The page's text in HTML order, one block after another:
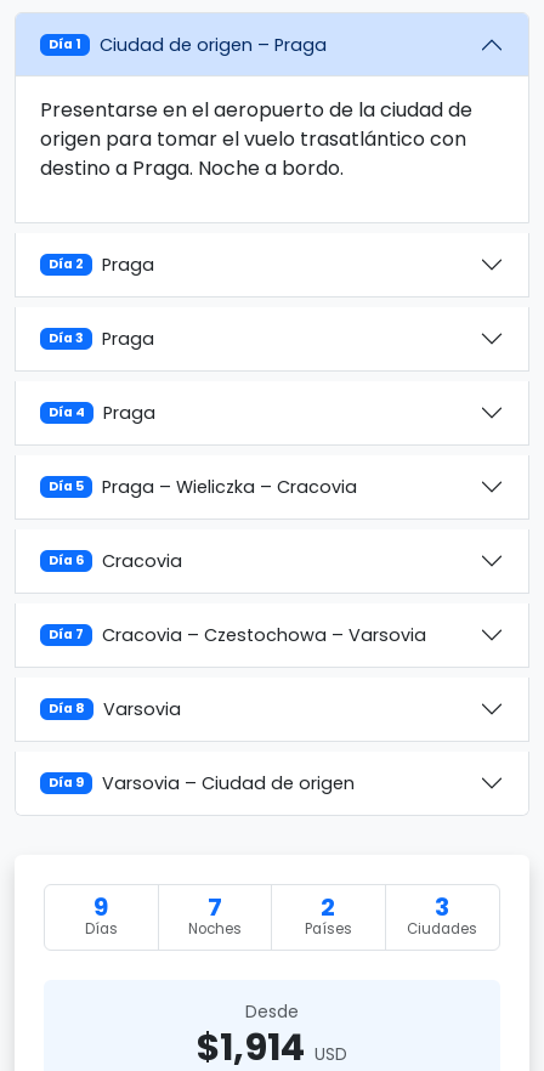
Día 1 Ciudad de origen – Praga
Presentarse en el aeropuerto de la ciudad de
origen para tomar el vuelo trasatlántico con
destino a Praga. Noche a bordo.
Día 2 Praga
Día 3 Praga
Día 4 Praga
Día 5 Praga – Wieliczka – Cracovia
Día 6 Cracovia
Día 7 Cracovia – Czestochowa – Varsovia
Día 8 Varsovia
Día 9 Varsovia – Ciudad de origen
9
Días
7
Noches
2
Países
3
Ciudades
Desde
$1,914 USD